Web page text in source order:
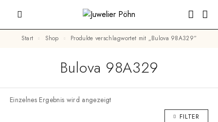
Start Shop Produkte verschlagwortet mit „Bulova 98A329“
Bulova 98A329
Einzelnes Ergebnis wird angezeigt
FILTER